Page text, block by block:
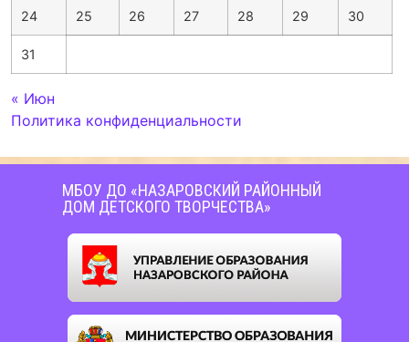
24 25 26 27 28 29 30
31
« Июн
Политика конфиденциальности
МБОУ ДО «НАЗАРОВСКИЙ РАЙОННЫЙ
ДОМ ДЕТСКОГО ТВОРЧЕСТВА»